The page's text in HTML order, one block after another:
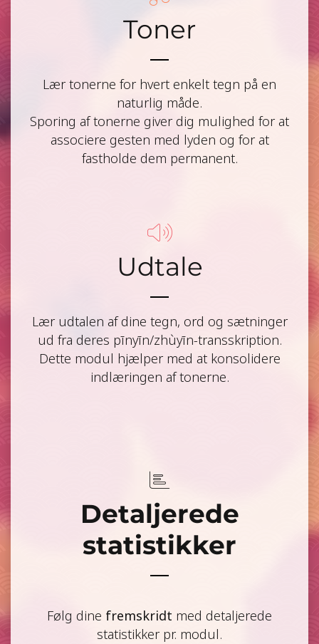
Toner
Lær tonerne for hvert enkelt tegn på en
naturlig måde.
Sporing af tonerne giver dig mulighed for at
associere gesten med lyden og for at
fastholde dem permanent.
Udtale
Lær udtalen af dine tegn, ord og sætninger
ud fra deres pīnyīn/zhùyīn-transskription.
Dette modul hjælper med at konsolidere
indlæringen af tonerne.
Detaljerede
statistikker
Følg dine fremskridt med detaljerede
statistikker pr. modul.